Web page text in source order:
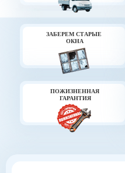
ЗАБЕРЕМ СТАРЫЕ
ОКНА
ПОЖИЗНЕННАЯ
ГАРАНТИЯ